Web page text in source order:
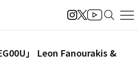
」 Leon Fanourakis &